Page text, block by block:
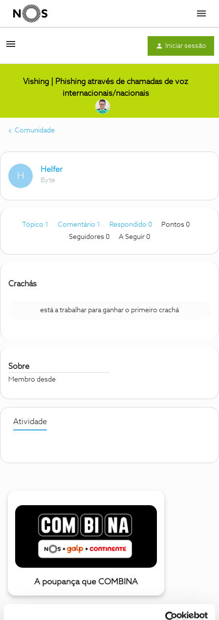
Menu
Iniciar sessão
Vishing | Phishing através de chamadas de voz
internacionais/nacionais
Comunidade
H
Helfer
Byte
Tópico 1 Comentário 1 Respondido 0
Pontos 0
Seguidores 0 A Seguir 0
Crachás
está a trabalhar para ganhar o primeiro crachá
Sobre
Membro desde
Atividade
A poupança que COMBINA